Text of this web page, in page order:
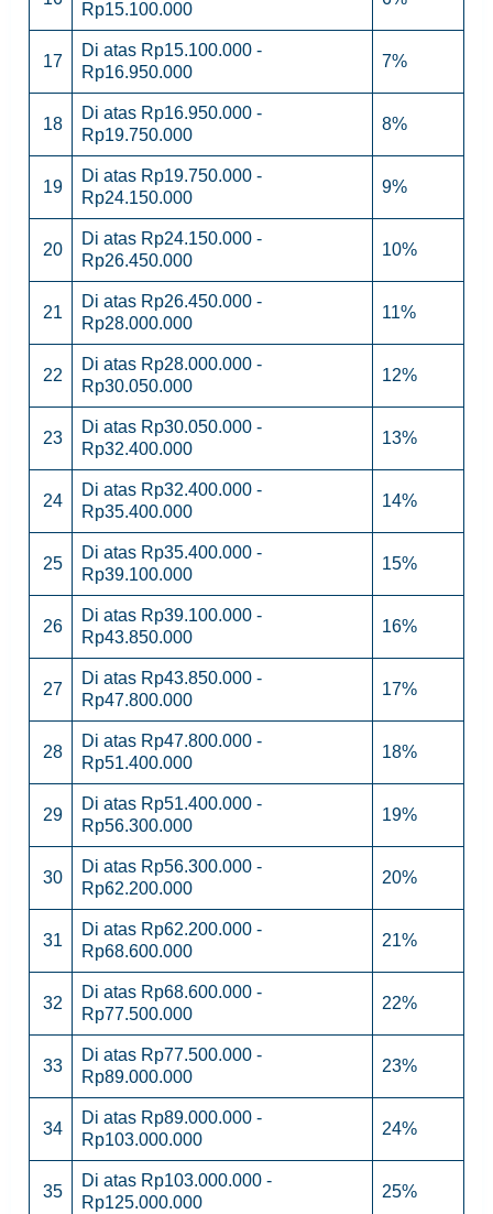
Rp15.100.000
17
Di atas Rp15.100.000 -
Rp16.950.000
7%
18
Di atas Rp16.950.000 -
Rp19.750.000
8%
19
Di atas Rp19.750.000 -
Rp24.150.000
9%
20
Di atas Rp24.150.000 -
Rp26.450.000
10%
21
Di atas Rp26.450.000 -
Rp28.000.000
11%
22
Di atas Rp28.000.000 -
Rp30.050.000
12%
23
Di atas Rp30.050.000 -
Rp32.400.000
13%
24
Di atas Rp32.400.000 -
Rp35.400.000
14%
25
Di atas Rp35.400.000 -
Rp39.100.000
15%
26
Di atas Rp39.100.000 -
Rp43.850.000
16%
27
Di atas Rp43.850.000 -
Rp47.800.000
17%
28
Di atas Rp47.800.000 -
Rp51.400.000
18%
29
Di atas Rp51.400.000 -
Rp56.300.000
19%
30
Di atas Rp56.300.000 -
Rp62.200.000
20%
31
Di atas Rp62.200.000 -
Rp68.600.000
21%
32
Di atas Rp68.600.000 -
Rp77.500.000
22%
33
Di atas Rp77.500.000 -
Rp89.000.000
23%
34
Di atas Rp89.000.000 -
Rp103.000.000
24%
35
Di atas Rp103.000.000 -
Rp125.000.000
25%